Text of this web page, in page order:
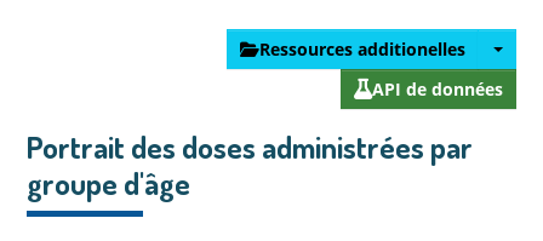
Ressources additionelles
API de données
Portrait des doses administrées par
groupe d'âge